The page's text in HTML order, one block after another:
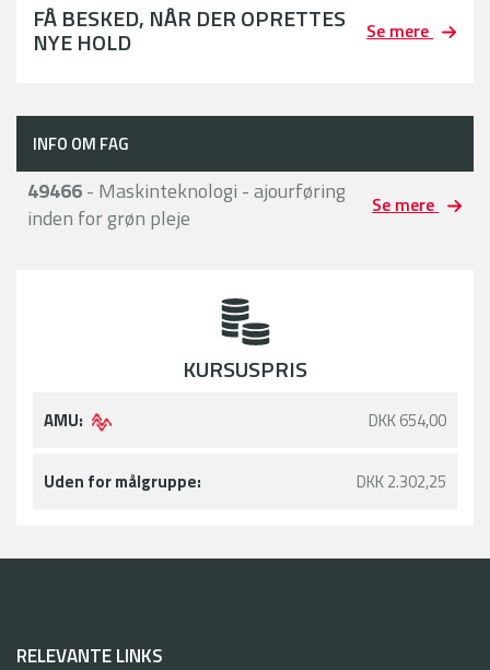
FÅ BESKED, NÅR DER OPRETTES
NYE HOLD Se mere
INFO OM FAG
49466- Maskinteknologi - ajourføring
inden for grøn pleje
Se mere
KURSUSPRIS
AMU: DKK 654,00
Uden for målgruppe: DKK 2.302,25
RELEVANTE LINKS